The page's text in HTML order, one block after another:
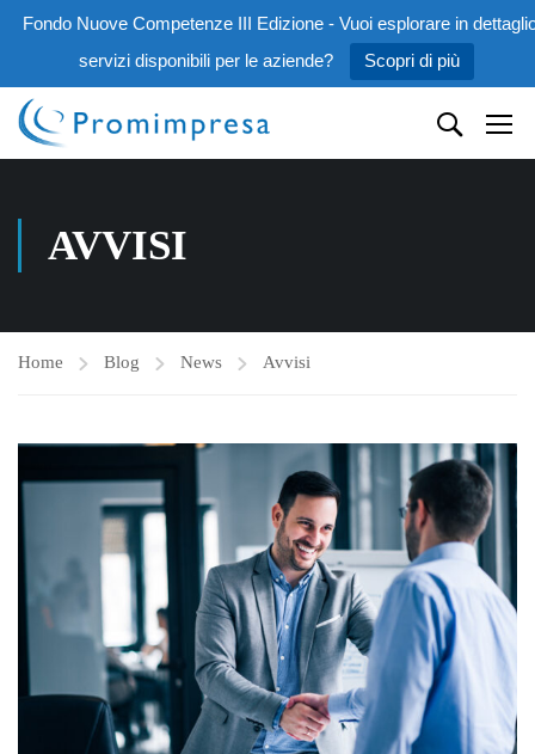
Fondo Nuove Competenze III Edizione - Vuoi esplorare in
servizi disponibili per le aziende?
Scopri di più
AVVISI
Home Blog News Avvisi